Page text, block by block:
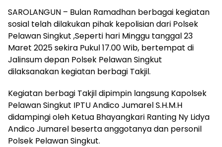
SAROLANGUN – Bulan Ramadhan berbagai kegiatan
sosial telah dilakukan pihak kepolisian dari Polsek
Pelawan Singkut ,Seperti hari Minggu tanggal 23
Maret 2025 sekira Pukul 17.00 Wib, bertempat di
Jalinsum depan Polsek Pelawan Singkut
dilaksanakan kegiatan berbagi Takjil.
Kegiatan berbagi Takjil dipimpin langsung Kapolsek
Pelawan Singkut IPTU Andico Jumarel S.H.M.H
didampingi oleh Ketua Bhayangkari Ranting Ny Lidya
Andico Jumarel beserta anggotanya dan personil
Polsek Pelawan Singkut.